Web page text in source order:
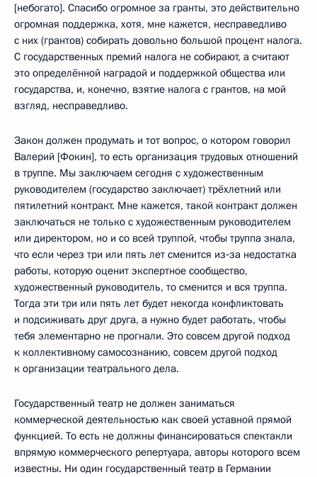
[небогато]. Спасибо огромное за гранты, это действительно
огромная поддержка, хотя, мне кажется, несправедливо
с них (грантов) собирать довольно большой процент налога.
С государственных премий налога не собирают, а считают
это определённой наградой и поддержкой общества или
государства, и, конечно, взятие налога с грантов, на мой
взгляд, несправедливо.
Закон должен продумать и тот вопрос, о котором говорил
Валерий [Фокин], то есть организация трудовых отношений
в труппе. Мы заключаем сегодня с художественным
руководителем (государство заключает) трёхлетний или
пятилетний контракт. Мне кажется, такой контракт должен
заключаться не только с художественным руководителем
или директором, но и со всей труппой, чтобы труппа знала,
что если через три или пять лет сменится из‑за недостатка
работы, которую оценит экспертное сообщество,
художественный руководитель, то сменится и вся труппа.
Тогда эти три или пять лет будет некогда конфликтовать
и подсиживать друг друга, а нужно будет работать, чтобы
тебя элементарно не прогнали. Это совсем другой подход
к коллективному самосознанию, совсем другой подход
к организации театрального дела.
Государственный театр не должен заниматься
коммерческой деятельностью как своей уставной прямой
функцией. То есть не должны финансироваться спектакли
впрямую коммерческого репертуара, авторы которого всем
известны. Ни один государственный театр в Германии